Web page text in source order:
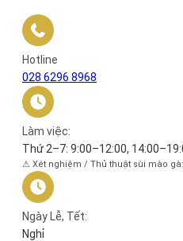
Hotline
028 6296 8968
Làm việc:
Thứ 2–7: 9:00–12:00,
⚠ Xét nghiệm / Thủ thuật sùi mào
Ngày Lễ, Tết:
Nghỉ